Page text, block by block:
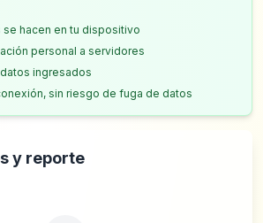
hacen en tu dispositivo
personal a servidores
ingresados
sin riesgo de fuga de datos
y reporte